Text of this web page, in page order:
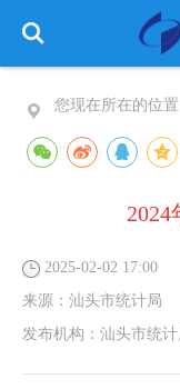
您现在所在的位
2025-02-02 17:00
来源： 汕头市统计局
发布机构： 汕头市统计